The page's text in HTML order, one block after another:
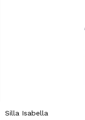
Silla Isabella